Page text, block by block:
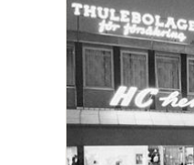
poster
och
teman